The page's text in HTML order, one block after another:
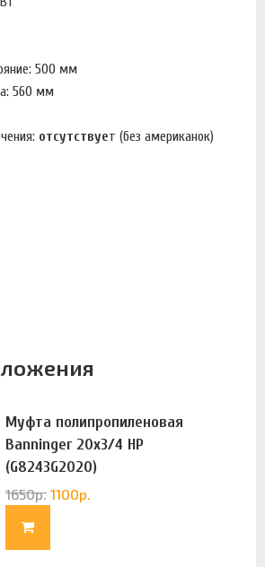
500 мм
560 мм
отсутствует (без американок)
Муфта полипропиленовая
Banninger 20х3/4 НР
(G8243G2020)
1650р. 1100р.